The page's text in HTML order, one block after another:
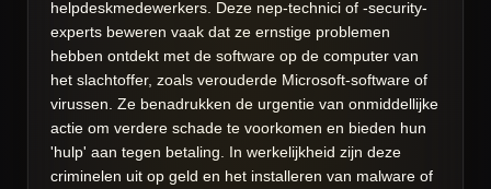
helpdeskmedewerkers. Deze nep-technici of -security-
experts beweren vaak dat ze ernstige problemen
hebben ontdekt met de software op de computer van
het slachtoffer, zoals verouderde Microsoft-software of
virussen. Ze benadrukken de urgentie van onmiddellijke
actie om verdere schade te voorkomen en bieden hun
'hulp' aan tegen betaling. In werkelijkheid zijn deze
criminelen uit op geld en het installeren van malware of